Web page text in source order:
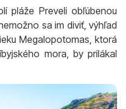
pláže Preveli obľúbenou
sa im diviť, výhľad
Megalopotomas, ktorá
mora, by prilákal